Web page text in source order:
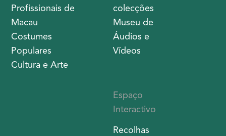
Profissionais de
Macau
Costumes
Populares
Cultura e Arte
colecções
Museu de
Áudios e
Vídeos
Espaço
Interactivo
Recolhas